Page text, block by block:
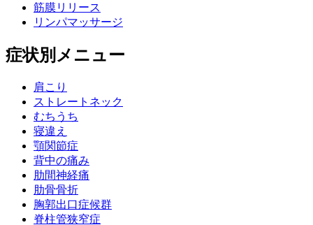
筋膜リリース
リンパマッサージ
症状別メニュー
肩こり
ストレートネック
むちうち
寝違え
顎関節症
背中の痛み
肋間神経痛
肋骨骨折
胸郭出口症候群
脊柱管狭窄症